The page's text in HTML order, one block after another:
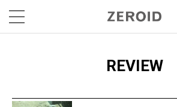
REVIEW